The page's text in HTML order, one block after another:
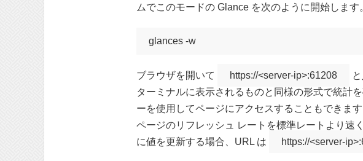
ムでこのモードの Glance を次のように開始します
glances -w
ブラウザを開いて https://<server-ip>:61208
ターミナルに表示されるものと同様の形式で統計
ーを使用してページにアクセスすることもできます
ページのリフレッシュ レートを標準レートより速
に値を更新する場合、URL は
https://<server-